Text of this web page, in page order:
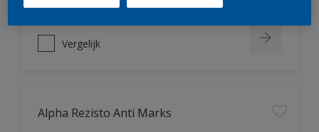
Vergelijk
Alpha Rezisto Anti Marks